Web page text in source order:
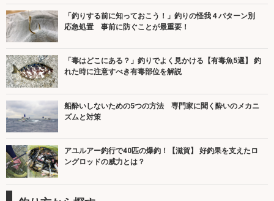
「釣りする前に知っておこう！」釣りの怪我４パターン別
応急処置 事前に防ぐことが最重要！
「毒はどこにある？」釣りでよく見かける【有毒魚5選】 釣
れた時に注意すべき有毒部位を解説
船酔いしないための5つの方法 専門家に聞く酔いのメカニ
ズムと対策
アユルアー釣行で40匹の爆釣！【滋賀】 好釣果を支えたロ
ングロッドの威力とは？